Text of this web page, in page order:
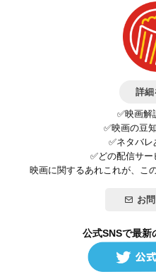
これら多くの犠牲や努力の上に
バーグマンとワイガンドが命を
これは、紛れもなく、れっきと
詳細
✅映画解
✅映画の豆
✅ネタバ
✅どの配信サ
映画に関するあれこれが、こ
お
公式SNSで最新